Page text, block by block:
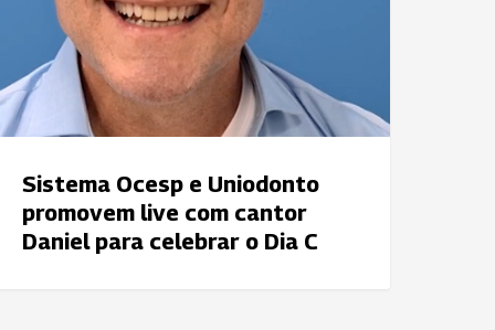
Sistema Ocesp e Uniodonto
promovem live com cantor
Daniel para celebrar o Dia C